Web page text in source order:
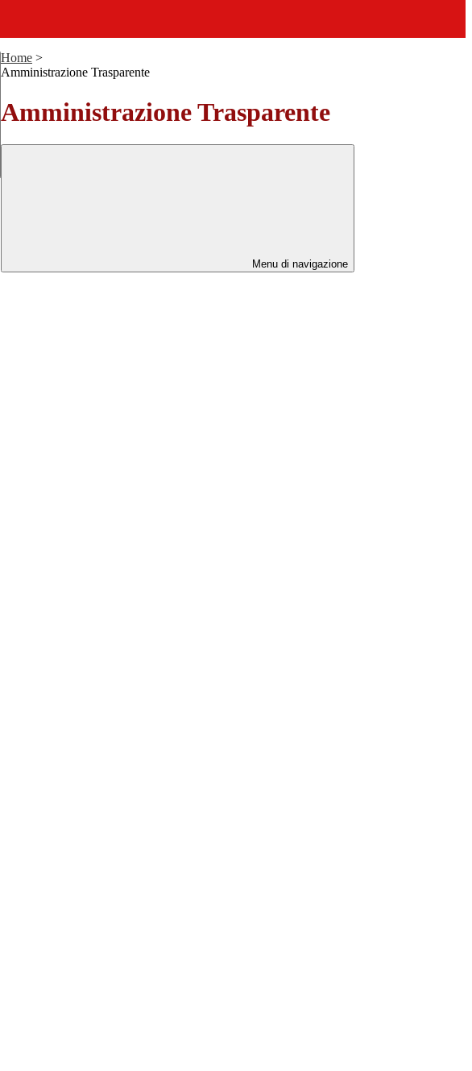
Home >
Amministrazione Trasparente
Amministrazione Trasparente
Menu di navigazione